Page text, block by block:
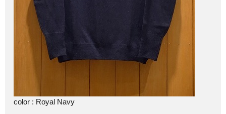
color : Royal Navy